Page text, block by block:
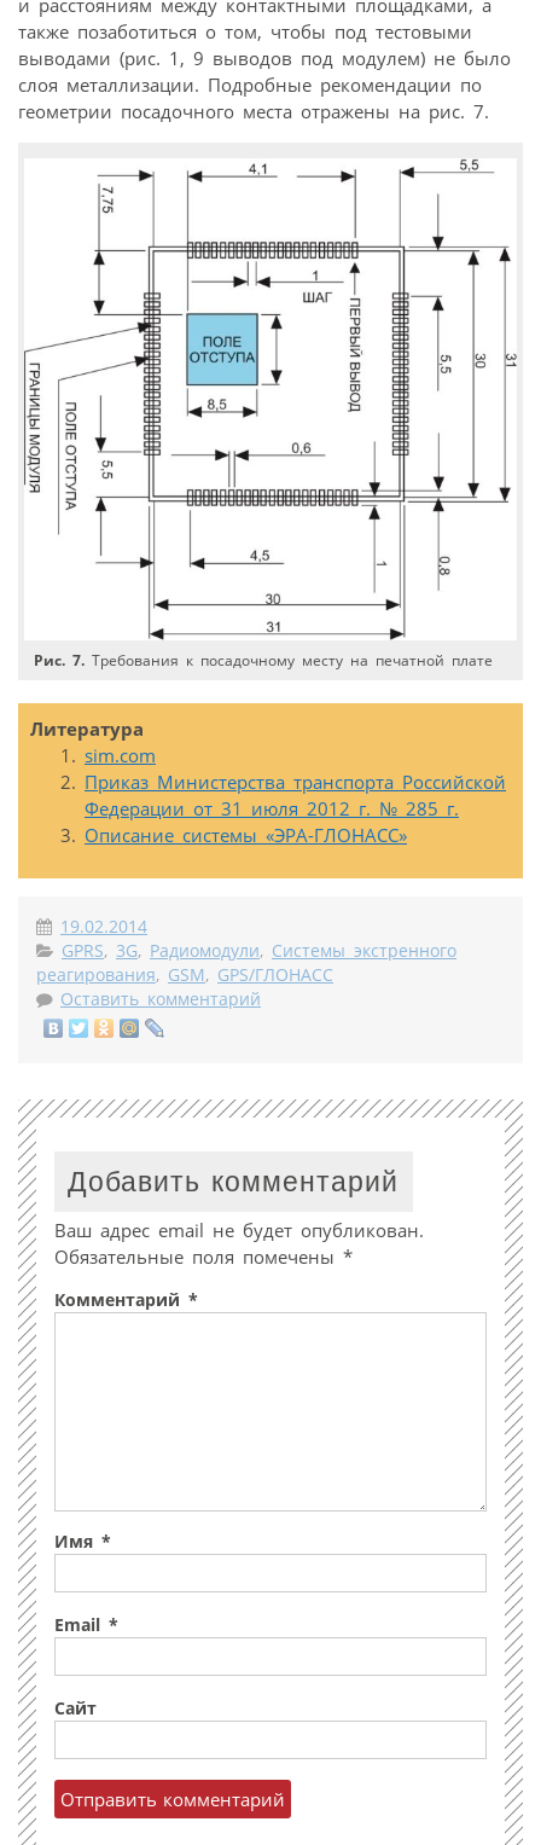
также позаботиться о том, чтобы под тестовыми
выводами (рис. 1, 9 выводов под модулем) не было
слоя металлизации. Подробные рекомендации по
геометрии посадочного места отражены на рис. 7.
Рис. 7. Требования к посадочному месту на печатной плате
Литература
sim.com
Приказ Министерства транспорта Российской
Федерации от 31 июля 2012 г. № 285 г.
Описание системы «ЭРА-ГЛОНАСС»
19.02.2014
GPRS, 3G, Радиомодули, Системы экстренного
реагирования, GSM, GPS/ГЛОНАСС
Оставить комментарий
Добавить комментарий
Ваш адрес email не будет опубликован.
Обязательные поля помечены *
Комментарий *
Имя *
Email *
Сайт